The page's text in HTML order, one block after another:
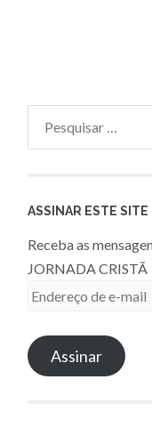
ASSINAR ESTE
Receba as
JORNADA CRISTÃ
Endereço
e-
mailAssinar